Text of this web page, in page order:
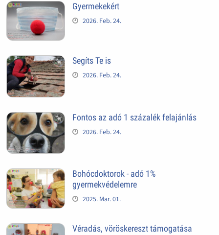
Gyermekekért
2026. Feb. 24.
Segíts Te is
2026. Feb. 24.
Fontos az adó 1 százalék felajánlás
2026. Feb. 24.
Bohócdoktorok - adó 1%
gyermekvédelemre
2025. Mar. 01.
Véradás, vöröskereszt támogatása